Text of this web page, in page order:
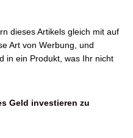
dieses Artikels gleich mit auf
Art von Werbung, und
in ein Produkt, was Ihr nicht
Geld investieren zu